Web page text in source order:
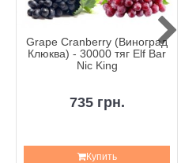
Grape Cranberry (Виноград
Клюква) - 30000 тяг Elf Bar
Nic King
735 грн.
Купить